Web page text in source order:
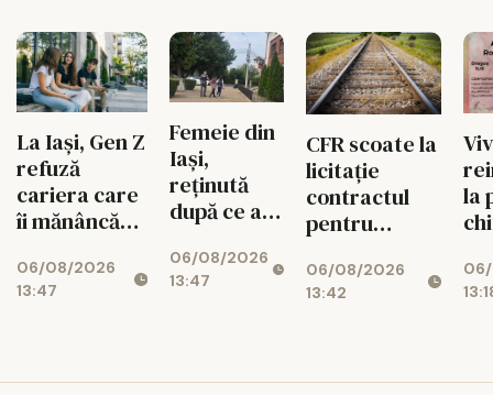
La Iași, Gen Z
refuză
cariera care
îi mănâncă
06/08/2026
13:47
Femeie din
Iași,
reținută
după ce ar
mașina
într-o
06/08/2026
13:47
CFR scoate la
licitație
contractul
pentru
liniei Iași -
Ungheni
06/08/2026
13:42
la